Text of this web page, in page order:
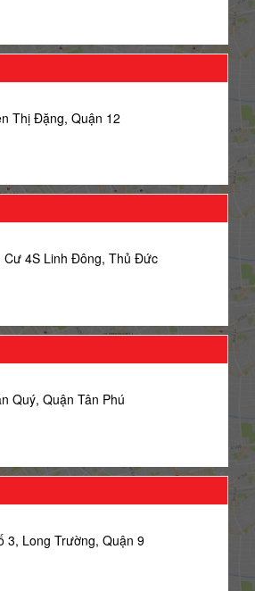
Thị Đặng, Quận 12
Cư 4S Linh Đông, Thủ Đức
Quý, Quận Tân Phú
3, Long Trường, Quận 9